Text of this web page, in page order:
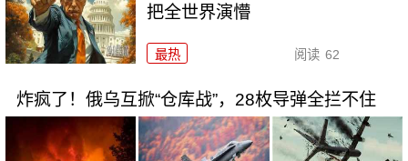
把全世界演懵
最热 阅读 62
炸疯了！俄乌互掀“仓库战”，28枚导弹全拦不住